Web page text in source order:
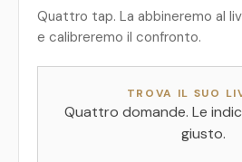
Quattro tap. La abbineremo al
e calibreremo il confronto.
TROVA IL SUO
Quattro domande. Le
giusto.